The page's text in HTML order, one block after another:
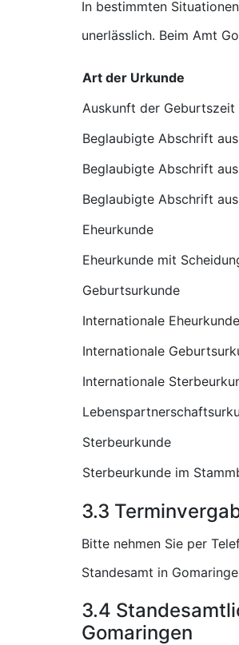
In bestimmten
unerlässlich. Beim Amt
Art der Urkunde
Auskunft der Geburtszeit
Beglaubigte Abschrift
Beglaubigte Abschrift
Beglaubigte Abschrift
Eheurkunde
Eheurkunde mit
Geburtsurkunde
Internationale Eheurkunde
Internationale
Internationale
Sterbeurkunde
Sterbeurkunde im
3.3
Bitte nehmen Sie per
Standesamt in
3.4
Gomaringen